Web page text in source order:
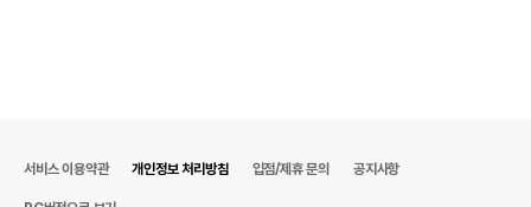
서비스 이용약관 개인정보 처리방침 입점/제휴 문의 공지사항